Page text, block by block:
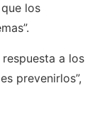
los
a los
prevenirlos”,